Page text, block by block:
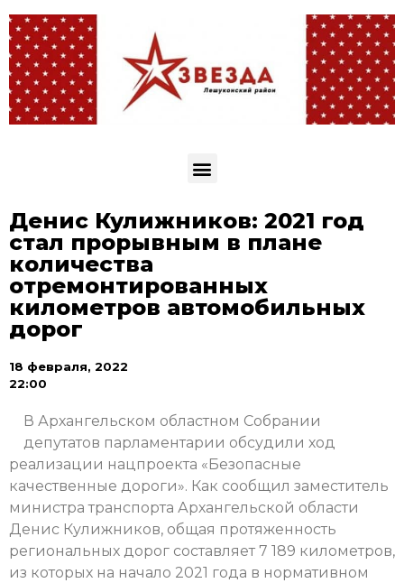
Денис Кулижников: 2021 год
стал прорывным в плане
количества
отремонтированных
километров автомобильных
дорог
18 февраля, 2022
22:00
В Архангельском областном Собрании
депутатов парламентарии обсудили ход
реализации нацпроекта «Безопасные
качественные дороги». Как сообщил заместитель
министра транспорта Архангельской области
Денис Кулижников, общая протяженность
региональных дорог составляет 7 189 километров,
из которых на начало 2021 года в нормативном